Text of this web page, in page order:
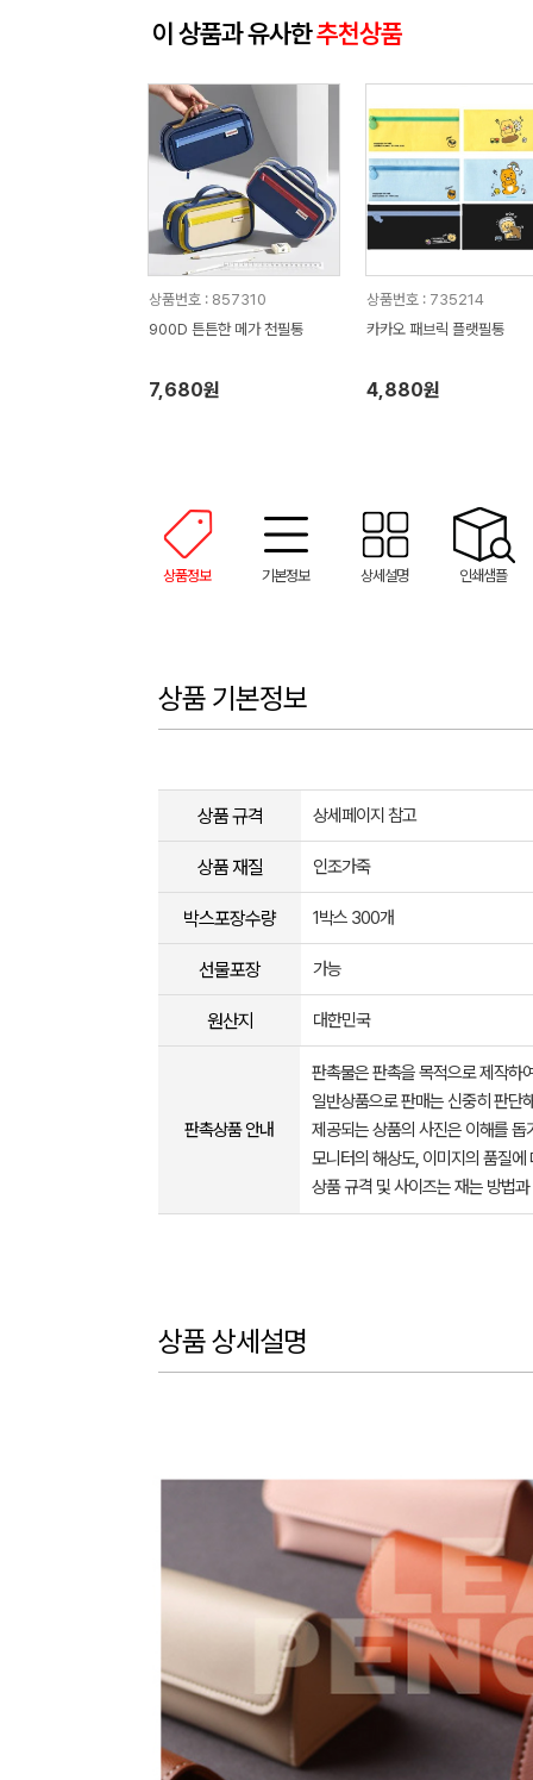
이 상품과 유사한추천상품
상품번호 : 857310
900D 튼튼한 메가 천필통
7,680원
상품번호 : 735214
카카오 패브릭 플랫필통
4,880원
상품정보 기본정보 상세설명 인쇄샘플
상품 기본정보
상품 규격 상세페이지 참고
상품 재질 인조가죽
박스포장수량 1박스 300개
선물포장 가능
원산지 대한민국
판촉상품 안내
판촉물은 판촉을 목적으로 제작하
일반상품으로 판매는 신중히 판단
제공되는 상품의 사진은 이해를
모니터의 해상도, 이미지의 품질
상품 규격 및 사이즈는 재는 방법
상품 상세설명